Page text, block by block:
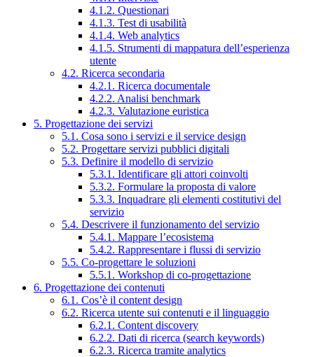
4.1.2. Questionari
4.1.3. Test di usabilità
4.1.4. Web analytics
4.1.5. Strumenti di mappatura dell’esperienza
utente
4.2. Ricerca secondaria
4.2.1. Ricerca documentale
4.2.2. Analisi benchmark
4.2.3. Valutazione euristica
5. Progettazione dei servizi
5.1. Cosa sono i servizi e il service design
5.2. Progettare servizi pubblici digitali
5.3. Definire il modello di servizio
5.3.1. Identificare gli attori coinvolti
5.3.2. Formulare la proposta di valore
5.3.3. Inquadrare gli elementi costitutivi del
servizio
5.4. Descrivere il funzionamento del servizio
5.4.1. Mappare l’ecosistema
5.4.2. Rappresentare i flussi di servizio
5.5. Co-progettare le soluzioni
5.5.1. Workshop di co-progettazione
6. Progettazione dei contenuti
6.1. Cos’è il content design
6.2. Ricerca utente sui contenuti e il linguaggio
6.2.1. Content discovery
6.2.2. Dati di ricerca (search keywords)
6.2.3. Ricerca tramite analytics